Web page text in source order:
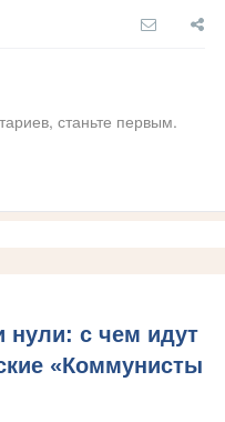
станьте первым.
с чем идут
«Коммунисты